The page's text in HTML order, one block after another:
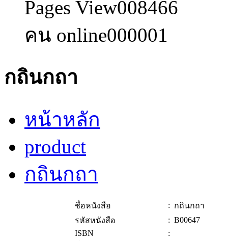
Pages View008466
คน online000001
กถินกถา
หน้าหลัก
product
กถินกถา
ชื่อหนังสือ : กถินกถา
รหัสหนังสือ
: B00647
ISBN
: